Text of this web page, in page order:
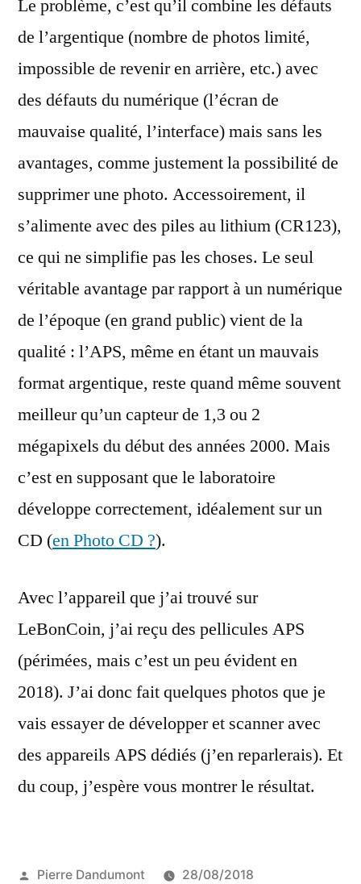
Le problème, c’est qu’il combine les défauts
de l’argentique (nombre de photos limité,
impossible de revenir en arrière, etc.) avec
des défauts du numérique (l’écran de
mauvaise qualité, l’interface) mais sans les
avantages, comme justement la possibilité de
supprimer une photo. Accessoirement, il
s’alimente avec des piles au lithium (CR123),
ce qui ne simplifie pas les choses. Le seul
véritable avantage par rapport à un numérique
de l’époque (en grand public) vient de la
qualité : l’APS, même en étant un mauvais
format argentique, reste quand même souvent
meilleur qu’un capteur de 1,3 ou 2
mégapixels du début des années 2000. Mais
c’est en supposant que le laboratoire
développe correctement, idéalement sur un
CD (en Photo CD ?).
Avec l’appareil que j’ai trouvé sur
LeBonCoin, j’ai reçu des pellicules APS
(périmées, mais c’est un peu évident en
2018). J’ai donc fait quelques photos que je
vais essayer de développer et scanner avec
des appareils APS dédiés (j’en reparlerais). Et
du coup, j’espère vous montrer le résultat.
Publié
Pierre Dandumont
28/08/2018